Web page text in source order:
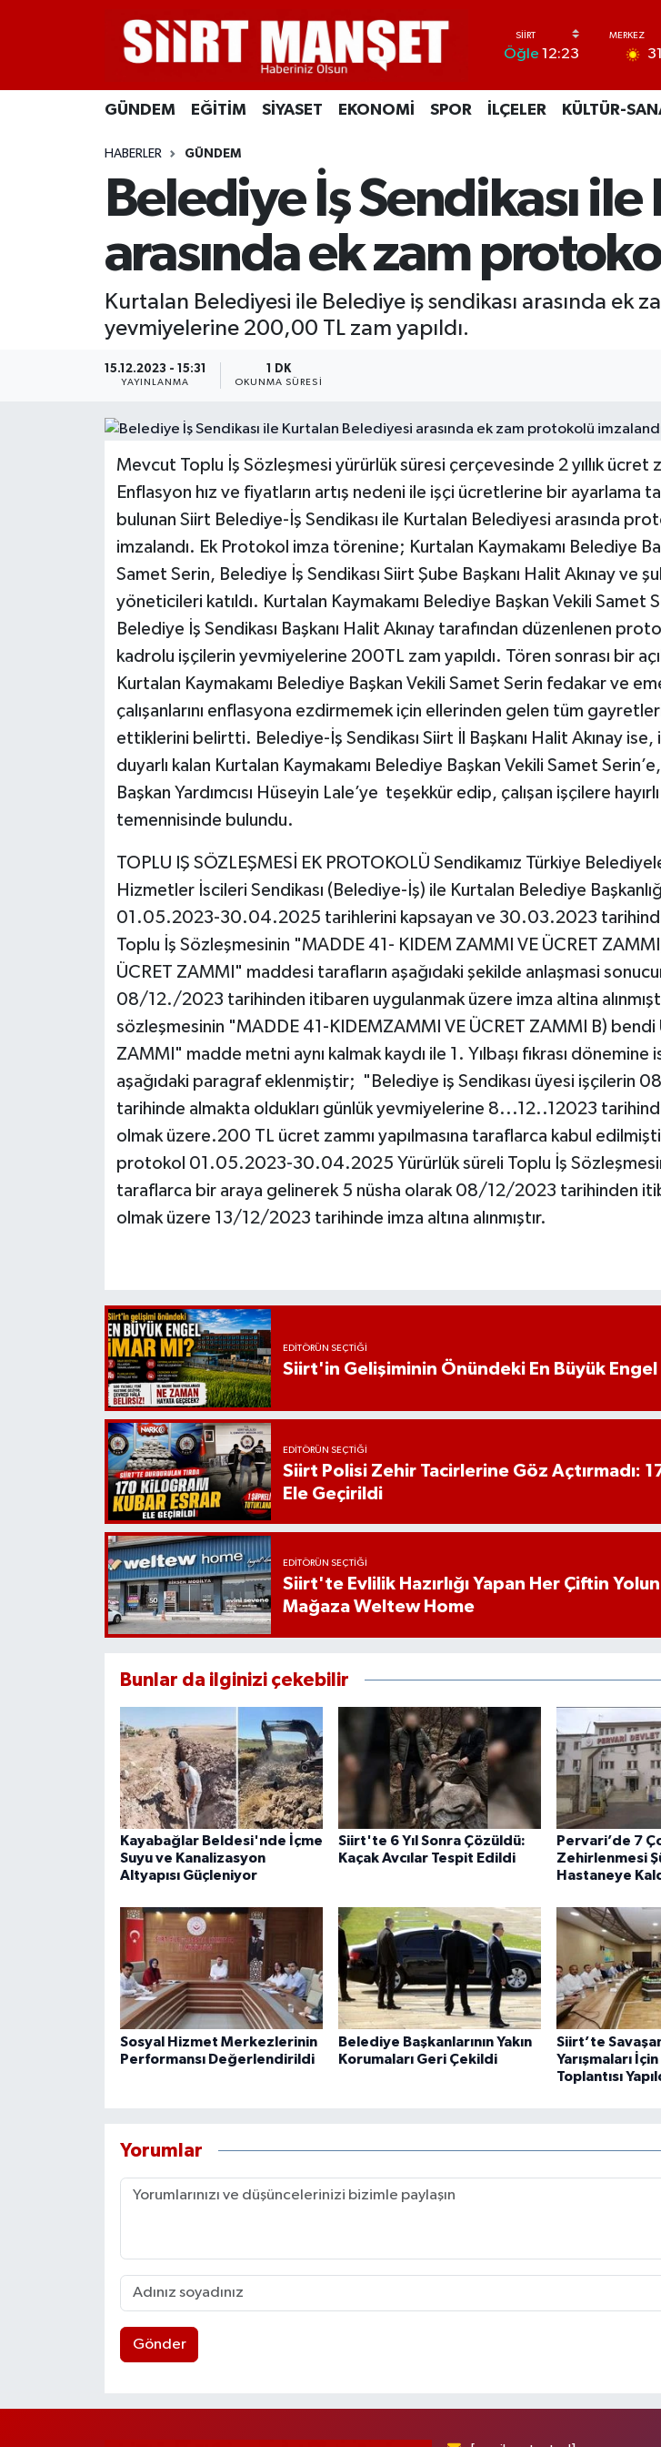
Öğle 12:23 31
GÜNDEM EĞİTİM SİYASET EKONOMİ SPOR İLÇELER KÜLTÜR-
HABERLER GÜNDEM
Belediye İş Sendikası
arasında ek zam
Kurtalan Belediyesi ile Belediye iş sendikası arasında ek
yevmiyelerine 200,00 TL zam yapıldı.
15.12.2023 - 15:31
YAYINLANMA
1 DK
OKUNMA SÜRESI
Mevcut Toplu İş Sözleşmesi yürürlük süresi çerçevesinde 2 yıllık ücret
Enflasyon hız ve fiyatların artış nedeni ile işçi ücretlerine bir ayarlama
bulunan Siirt Belediye-İş Sendikası ile Kurtalan Belediyesi arasında
imzalandı. Ek Protokol imza törenine; Kurtalan Kaymakamı Belediye
Samet Serin, Belediye İş Sendikası Siirt Şube Başkanı Halit Akınay ve
yöneticileri katıldı. Kurtalan Kaymakamı Belediye Başkan Vekili Samet
Belediye İş Sendikası Başkanı Halit Akınay tarafından düzenlenen
kadrolu işçilerin yevmiyelerine 200TL zam yapıldı. Tören sonrası bir
Kurtalan Kaymakamı Belediye Başkan Vekili Samet Serin fedakar ve
çalışanlarını enflasyona ezdirmemek için ellerinden gelen tüm
ettiklerini belirtti. Belediye-İş Sendikası Siirt İl Başkanı Halit Akınay ise,
duyarlı kalan Kurtalan Kaymakamı Belediye Başkan Vekili Samet
Başkan Yardımcısı Hüseyin Lale’ye teşekkür edip, çalışan işçilere hayırlı
temennisinde bulundu.
TOPLU IŞ SÖZLEŞMESİ EK PROTOKOLÜ Sendikamız Türkiye
Hizmetler İscileri Sendikası (Belediye-İş) ile Kurtalan Belediye
01.05.2023-30.04.2025 tarihlerini kapsayan ve 30.03.2023
Toplu İş Sözleşmesinin "MADDE 41- KIDEM ZAMMI VE ÜCRET
ÜCRET ZAMMI" maddesi tarafların aşağıdaki şekilde anlaşmasi
08/12./2023 tarihinden itibaren uygulanmak üzere imza altina
sözleşmesinin "MADDE 41-KIDEMZAMMI VE ÜCRET ZAMMI B) bendi
ZAMMI" madde metni aynı kalmak kaydı ile 1. Yılbaşı fıkrası dönemine
aşağıdaki paragraf eklenmiştir; "Belediye iş Sendikası üyesi işçilerin
tarihinde almakta oldukları günlük yevmiyelerine 8...12..12023
olmak üzere.200 TL ücret zammı yapılmasına taraflarca kabul
protokol 01.05.2023-30.04.2025 Yürürlük süreli Toplu İş
taraflarca bir araya gelinerek 5 nüsha olarak 08/12/2023 tarihinden
olmak üzere 13/12/2023 tarihinde imza altına alınmıştır.
EDITÖRÜN SEÇTIĞI
Siirt'in Gelişiminin Önündeki En Büyük Engel
EDITÖRÜN SEÇTIĞI
Siirt Polisi Zehir Tacirlerine Göz Açtırmadı:
Ele Geçirildi
EDITÖRÜN SEÇTIĞI
Siirt'te Evlilik Hazırlığı Yapan Her Çiftin
Mağaza Weltew Home
Bunlar da ilginizi çekebilir
Kayabağlar Beldesi'nde İçme
Suyu ve Kanalizasyon
Altyapısı Güçleniyor
Siirt'te 6 Yıl Sonra Çözüldü:
Kaçak Avcılar Tespit Edildi
Pervari’de 7
Zehirlenmesi
Hastaneye
Sosyal Hizmet Merkezlerinin
Performansı Değerlendirildi
Belediye Başkanlarının Yakın
Korumaları Geri Çekildi
Siirt’te
Yarışmaları
Toplantısı
Yorumlar
Gönder
SİYASET
EKONOMİ
İLÇELER
Siirt Nöbetçi Eczaneler
Siirt Hava Durumu
Siirt Namaz Vakitleri
Siirt Trafik Yoğunluk Haritası
Süper Lig Puan Durumu ve Fikstür
Tüm Manşetler